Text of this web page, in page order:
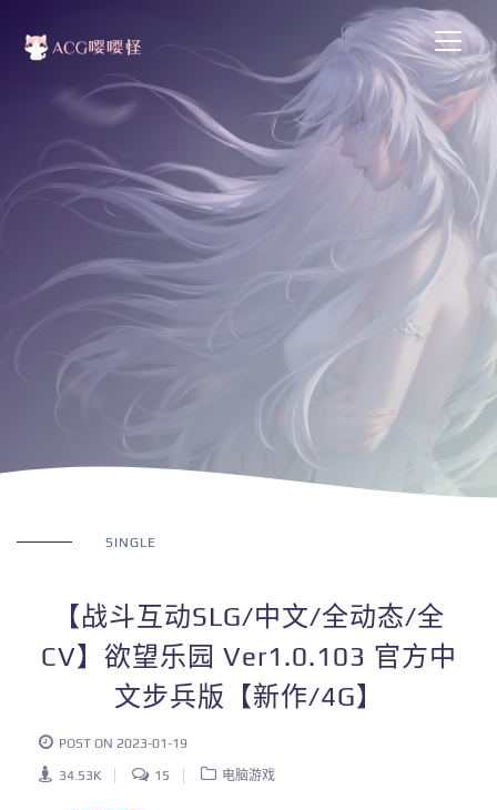
SINGLE
【战斗互动SLG/中文/全动态/全
CV】欲望乐园 Ver1.0.103 官方中
文步兵版【新作/4G】
POST ON 2023-01-19
34.53K 15 电脑游戏